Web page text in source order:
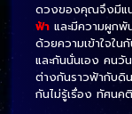
ดวงของคุณจึงมีแน
ฟ้า และมีความผูกพั
ด้วยความเข้าใจใ
และกันนั่นเอง คนวั
ต่างกันราวฟ้ากับดิ
กันไม่รู้เรื่อง ทัศนค